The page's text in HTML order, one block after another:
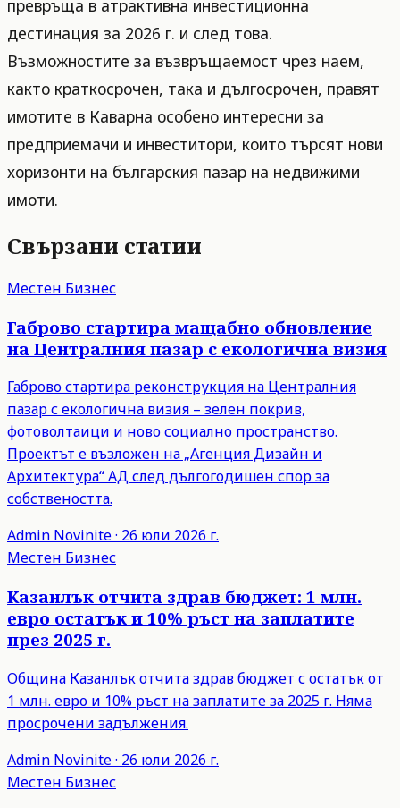
превръща в атрактивна инвестиционна
дестинация за 2026 г. и след това.
Възможностите за възвръщаемост чрез наем,
както краткосрочен, така и дългосрочен, правят
имотите в Каварна особено интересни за
предприемачи и инвеститори, които търсят нови
хоризонти на българския пазар на недвижими
имоти.
Свързани статии
Местен Бизнес
Габрово стартира мащабно обновление
на Централния пазар с екологична визия
Габрово стартира реконструкция на Централния
пазар с екологична визия – зелен покрив,
фотоволтаици и ново социално пространство.
Проектът е възложен на „Агенция Дизайн и
Архитектура“ АД след дългогодишен спор за
собствеността.
Admin Novinite· 26 юли 2026 г.
Местен Бизнес
Казанлък отчита здрав бюджет: 1 млн.
евро остатък и 10% ръст на заплатите
през 2025 г.
Община Казанлък отчита здрав бюджет с остатък от
1 млн. евро и 10% ръст на заплатите за 2025 г. Няма
просрочени задължения.
Admin Novinite· 26 юли 2026 г.
Местен Бизнес